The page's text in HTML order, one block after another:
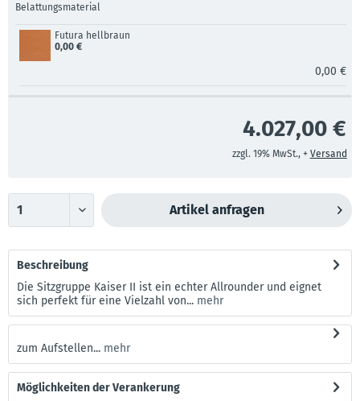
Belattungsmaterial
Futura hellbraun
0,00 €
0,00 €
4.027,00 €
zzgl. 19% MwSt., + Versand
Artikel anfragen
Beschreibung
Die Sitzgruppe Kaiser II ist ein echter Allrounder und eignet
sich perfekt für eine Vielzahl von... mehr
zum Aufstellen... mehr
Möglichkeiten der Verankerung